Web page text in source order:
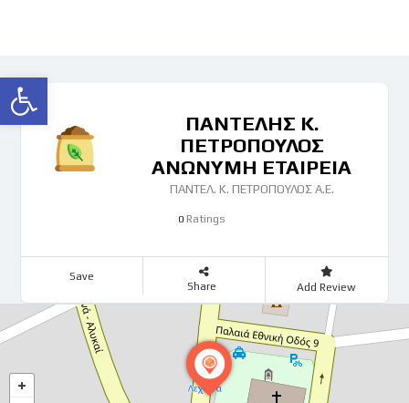
Ανοίξτε τη γραμμή εργαλείων
ΠΑΝΤΕΛΗΣ Κ.
ΠΕΤΡΟΠΟΥΛΟΣ
ΑΝΩΝΥΜΗ ΕΤΑΙΡΕΙΑ
ΠΑΝΤΕΛ. Κ. ΠΕΤΡΟΠΟΥΛΟΣ Α.Ε.
0 Ratings
Save
Share Add Review